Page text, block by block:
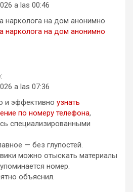
a las 00:46
нарколога на дом анонимно
нарколога на дом анонимно
a las 07:36
и эффективно узнать
по номеру телефона,
специализированными
— без глупостей.
можно отыскать материалы
номер.
объяснил.